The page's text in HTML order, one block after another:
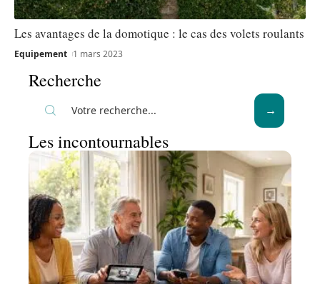
Les avantages de la domotique : le cas des volets roulants
Equipement 1 mars 2023
Recherche
Les incontournables